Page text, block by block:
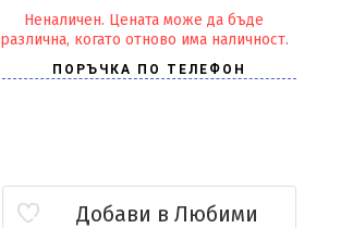
Неналичен. Цената може да бъде
различна, когато отново има наличност.
Добави в Любими